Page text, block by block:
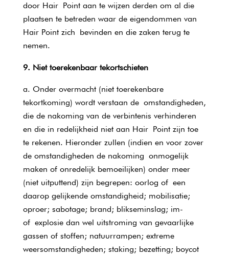
door Hair Point aan te wijzen derden om al die
plaatsen te betreden waar de eigendommen van
Hair Point zich bevinden en die zaken terug te
nemen.
9. Niet toerekenbaar tekortschieten
Onder overmacht (niet toerekenbare
tekortkoming) wordt verstaan de omstandigheden,
die de nakoming van de verbintenis verhinderen
en die in redelijkheid niet aan Hair Point zijn toe
te rekenen. Hieronder zullen (indien en voor zover
de omstandigheden de nakoming onmogelijk
maken of onredelijk bemoeilijken) onder meer
(niet uitputtend) zijn begrepen: oorlog of een
daarop gelijkende omstandigheid; mobilisatie;
oproer; sabotage; brand; blikseminslag; im-
of explosie dan wel uitstroming van gevaarlijke
gassen of stoffen; natuurrampen; extreme
weersomstandigheden; staking; bezetting; boycot